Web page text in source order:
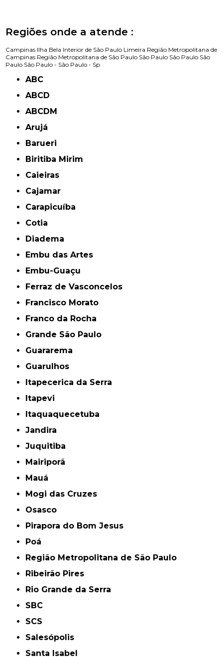
Regiões onde a atende :
Campinas Ilha Bela Interior de São Paulo Limeira Região Metropolitana de
Campinas Região Metropolitana de São Paulo São Paulo São Paulo São
Paulo São Paulo - São Paulo - Sp
ABC
ABCD
ABCDM
Arujá
Barueri
Biritiba Mirim
Caieiras
Cajamar
Carapicuíba
Cotia
Diadema
Embu das Artes
Embu-Guaçu
Ferraz de Vasconcelos
Francisco Morato
Franco da Rocha
Grande São Paulo
Guararema
Guarulhos
Itapecerica da Serra
Itapevi
Itaquaquecetuba
Jandira
Juquitiba
Mairiporã
Mauá
Mogi das Cruzes
Osasco
Pirapora do Bom Jesus
Poá
Região Metropolitana de São Paulo
Ribeirão Pires
Rio Grande da Serra
SBC
SCS
Salesópolis
Santa Isabel